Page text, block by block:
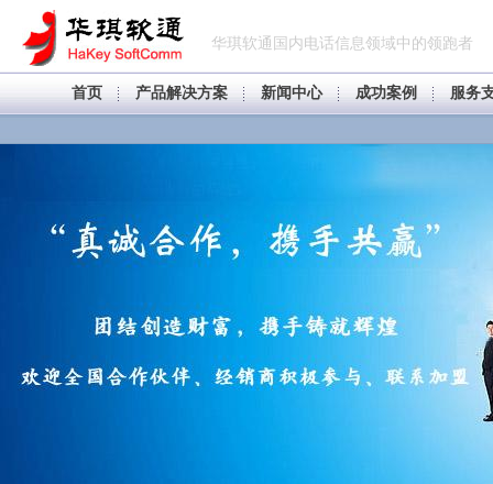
华琪软通国内电话信息领域中的领跑者
首页 产品解决方案 新闻中心 成功案例 服务